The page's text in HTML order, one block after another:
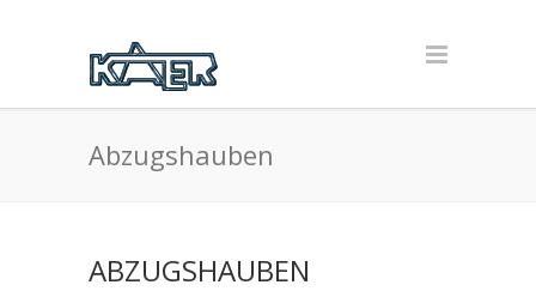
Abzugshauben
ABZUGSHAUBEN